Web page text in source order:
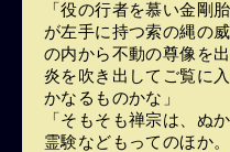
「役の行者を慕い金剛
が左手に持つ索の縄の
の内から不動の尊像を
炎を吹き出してご覧に
かなるものかな」
「そもそも禅宗は、ぬ
霊験などもってのほか